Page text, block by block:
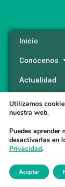
Inicio
Conócenos
Actualidad
Programa
Aviso
Utilizamos
nuestra web.
Puedes aprender
desactivarlas en
Privacidad.
Aceptar